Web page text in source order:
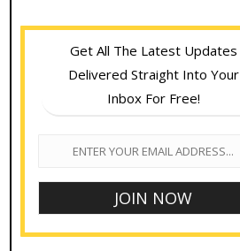
Get All The Latest Updates
Delivered Straight Into Your
Inbox For Free!